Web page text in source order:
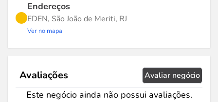
Endereços
EDEN, São João de Meriti, RJ
Ver no mapa
Avaliações Avaliar negócio
Este negócio ainda não possui avaliações.